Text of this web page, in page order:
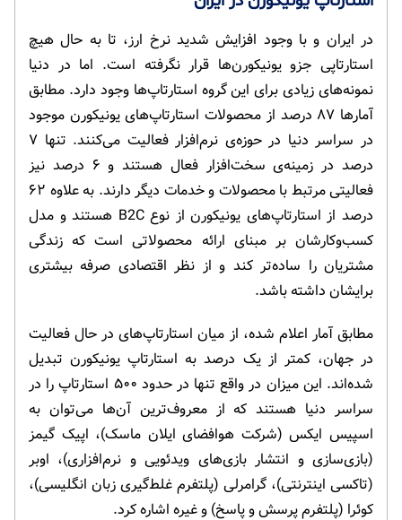
در ایران و با وجود افزایش شدید نرخ ارز، تا به حال هیچ
استارتاپی جزو یونیکورن‌ها قرار نگرفته است. اما در دنیا
نمونه‌های زیادی برای این گروه استارتاپ‌ها وجود دارد. مطابق
آمارها ۸۷ درصد از محصولات استارتاپ‌های یونیکورن موجود
در سراسر دنیا در حوزه‌ی نرم‌افزار فعالیت می‌کنند. تنها ۷
درصد در زمینه‌ی سخت‌افزار فعال هستند و ۶ درصد نیز
فعالیتی مرتبط با محصولات و خدمات دیگر دارند. به علاوه ۶۲
درصد از استارتاپ‌های یونیکورن از نوع B2C هستند و مدل‌
کسب‌وکارشان بر مبنای ارائه محصولاتی است که زندگی
مشتریان را ساده‌تر کند و از نظر اقتصادی صرفه بیشتری
برایشان داشته باشد.
مطابق آمار اعلام شده، از میان استارتاپ‌های در حال فعالیت
در جهان، کمتر از یک درصد به استارتاپ یونیکورن تبدیل
شده‌اند. این میزان در واقع تنها در حدود ۵۰۰ استارتاپ را در
سراسر دنیا هستند که از معروف‌ترین آن‌ها می‌توان به
اسپیس ایکس (شرکت هوافضای ایلان ماسک)، اپیک گیمز
(بازی‌سازی و انتشار بازی‌های ویدئویی و نرم‌افزاری)، اوبر
(تاکسی اینترنتی)، گرامرلی (پلتفرم غلط‌گیری زبان انگلیسی)،
کوئرا (پلتفرم پرسش و پاسخ) و غیره اشاره کرد.